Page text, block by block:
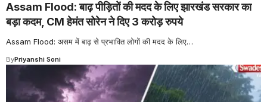
Assam Flood: बाढ़ पीड़ितों की मदद के लिए झारखंड सरकार का
बड़ा कदम, CM हेमंत सोरेन ने दिए 3 करोड़ रुपये
Assam Flood: असम में बाढ़ से प्रभावित लोगों की मदद के लिए…
ByPriyanshi Soni